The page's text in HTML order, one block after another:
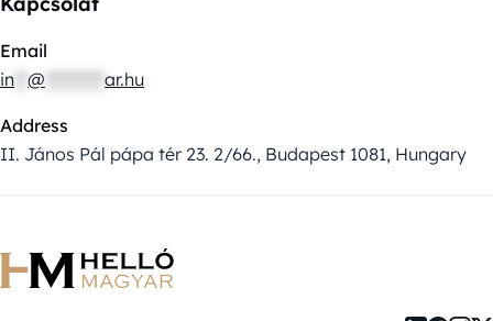
Email
in @ ar.hu
Address
II. János Pál pápa tér 23. 2/66., Budapest 1081, Hungary